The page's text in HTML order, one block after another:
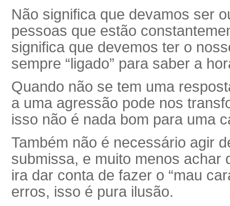
Não significa que devamos ser
pessoas que estão
significa que devemos ter o
sempre “ligado” para saber a
Quando não se tem uma
a uma agressão pode nos
isso não é nada bom para uma
Também não é necessário agir
submissa, e muito menos achar
ira dar conta de fazer o “mau
erros, isso é pura ilusão.